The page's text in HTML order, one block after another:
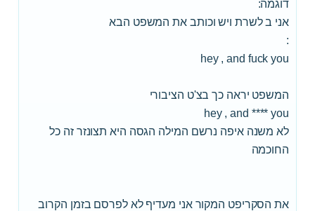
דוגמה:
אני ב לשרת ויש וכותב את המשפט הבא
:
hey , and fuck you
המשפט יראה כך בצ'ט הציבורי
hey , and **** you
לא משנה איפה נרשם המילה הגסה היא תצונזר זה כל
החוכמה
את הסקריפט המקור אני מעדיף לא לפרסם בזמן הקרוב